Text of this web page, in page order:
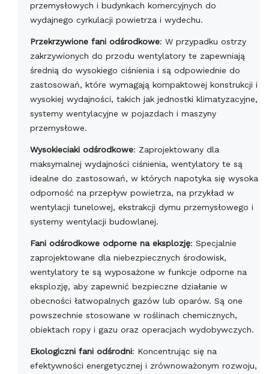
przemysłowych i budynkach komercyjnych do
wydajnego cyrkulacji powietrza i wydechu.
Przekrzywione fani odśrodkowe: W przypadku ostrzy
zakrzywionych do przodu wentylatory te zapewniają
średnią do wysokiego ciśnienia i są odpowiednie do
zastosowań, które wymagają kompaktowej konstrukcji i
wysokiej wydajności, takich jak jednostki klimatyzacyjne,
systemy wentylacyjne w pojazdach i maszyny
przemysłowe.
Wysokieciaki odśrodkowe: Zaprojektowany dla
maksymalnej wydajności ciśnienia, wentylatory te są
idealne do zastosowań, w których napotyka się wysoka
odporność na przepływ powietrza, na przykład w
wentylacji tunelowej, ekstrakcji dymu przemysłowego i
systemy wentylacji budowlanej.
Fani odśrodkowe odporne na eksplozję: Specjalnie
zaprojektowane dla niebezpiecznych środowisk,
wentylatory te są wyposażone w funkcje odporne na
eksplozję, aby zapewnić bezpieczne działanie w
obecności łatwopalnych gazów lub oparów. Są one
powszechnie stosowane w roślinach chemicznych,
obiektach ropy i gazu oraz operacjach wydobywczych.
Ekologiczni fani odśrodni: Koncentrując się na
efektywności energetycznej i zrównoważonym rozwoju,